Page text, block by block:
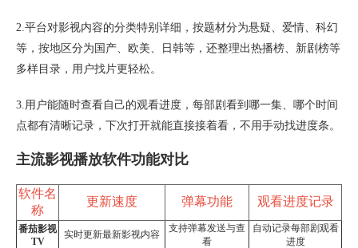
2.平台对影视内容的分类特别详细，按题材分为悬疑、爱情、科幻
等，按地区分为国产、欧美、日韩等，还整理出热播榜、新剧榜等
多样目录，用户找片更轻松。
3.用户能随时查看自己的观看进度，每部剧看到哪一集、哪个时间
点都有清晰记录，下次打开就能直接接着看，不用手动找进度条。
主流影视播放软件功能对比
软件名
称
更新速度 弹幕功能 观看进度记录
番茄影视
TV
实时更新最新影视内容
支持弹幕发送与查
看
自动记录每部剧观看
进度